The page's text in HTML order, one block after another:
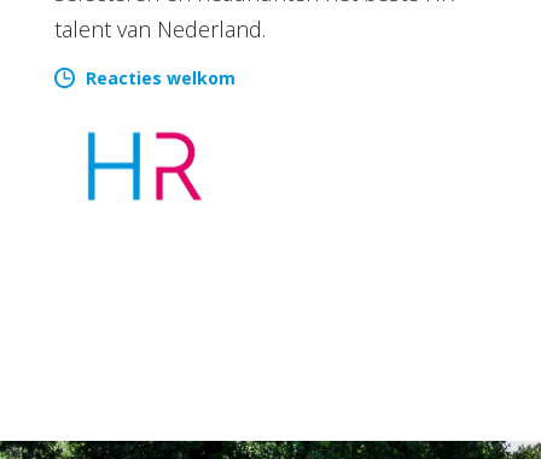
talent van Nederland.
Reacties welkom